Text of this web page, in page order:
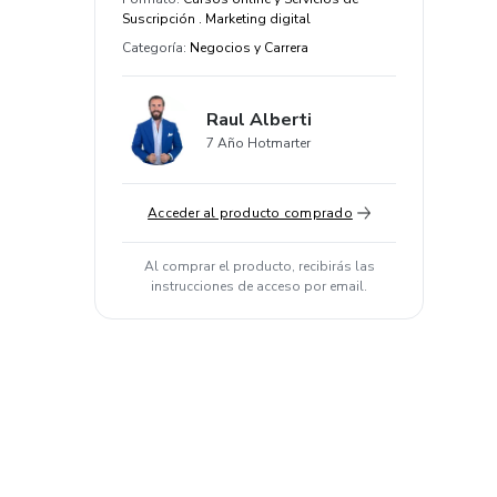
Suscripción . Marketing digital
Categoría: Negocios y Carrera
Raul Alberti
7 Año Hotmarter
Acceder al producto comprado
Al comprar el producto, recibirás las
instrucciones de acceso por email.